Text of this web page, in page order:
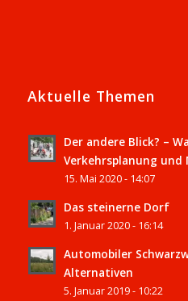
Aktuelle Themen
Der andere Blick? –
Verkehrsplanung und
15. Mai 2020 - 14:07
Das steinerne Dorf
1. Januar 2020 - 16:14
Automobiler
Alternativen
5. Januar 2019 - 10:22